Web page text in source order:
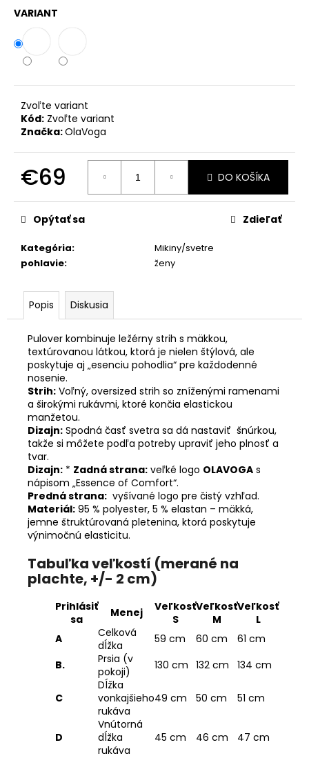
VARIANT
Zvoľte variant
Kód: Zvoľte variant
Značka:OlaVoga
€69 DO KOŠÍKA
Kategória:
Mikiny/svetre
pohlavie: ženy
Opýtať sa Zdieľať
Popis Diskusia
Pulover kombinuje ležérny strih s mäkkou,
textúrovanou látkou, ktorá je nielen štýlová, ale
poskytuje aj „esenciu pohodlia“ pre každodenné
nosenie.
Strih: Voľný, oversized strih so zníženými ramenami
a širokými rukávmi, ktoré končia elastickou
manžetou.
Dizajn: Spodná časť svetra sa dá nastaviť šnúrkou,
takže si môžete podľa potreby upraviť jeho plnosť a
tvar.
Dizajn: * Zadná strana: veľké logo OLAVOGA s
nápisom „Essence of Comfort“.
Predná strana: vyšívané logo pre čistý vzhľad.
Materiál: 95 % polyester, 5 % elastan – mäkká,
jemne štruktúrovaná pletenina, ktorá poskytuje
výnimočnú elasticitu.
Tabuľka veľkostí (merané na
plachte, +/- 2 cm)
Prihlásiť
sa
Menej
Veľkosť
S
Veľkosť
M
Veľkosť
L
A
Celková
dĺžka
59 cm 60 cm
61 cm
B.
Prsia (v
pokoji)
130 cm 132 cm 134 cm
C
Dĺžka
vonkajšieho
rukáva
49 cm 50 cm 51 cm
D
Vnútorná
dĺžka
rukáva
45 cm 46 cm 47 cm
a
m
e
ZAVINOVACIE
NOHAVICE
MARY
ČIERNA
PREMIUM
€39